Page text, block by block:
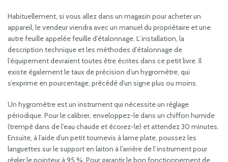
Habituellement, si vous allez dans un magasin pour acheter un
appareil, le vendeur viendra avec un manuel du propriétaire et une
autre feuille appelée feuille d’étalonnage. L’installation, la
description technique et les méthodes d’étalonnage de
l’équipement devraient toutes être écrites dans ce petit livre. Il
existe également le taux de précision d’un hygromètre, qui
s’exprime en pourcentage, précédé d’un signe plus ou moins.
Un hygromètre est un instrument qui nécessite un réglage
périodique. Pour le calibrer, enveloppez-le dans un chiffon humide
(trempé dans de l’eau chaude et écorez-le) et attendez 30 minutes.
Ensuite, à l’aide d’un petit tournevis à lame plate, poussez les
languettes sur le support en laiton à l’arrière de l’instrument pour
régler le pointeur à 95 %. Pour garantir le bon fonctionnement de